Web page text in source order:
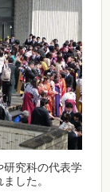
研究科の代表学
した。